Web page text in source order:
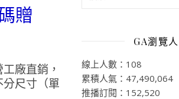
贈
廠直銷，
尺寸（單
GA瀏覽
線上人數：108
累積人氣：47,490,064
推播訂閱：152,520